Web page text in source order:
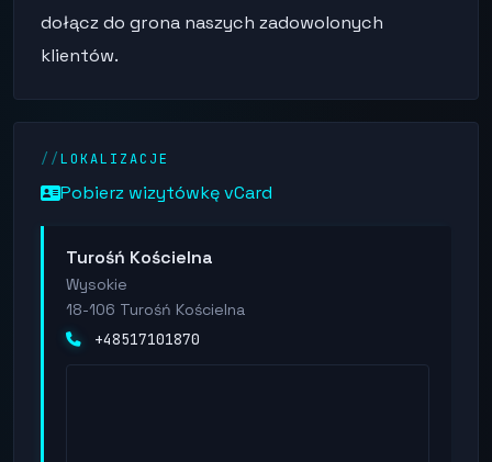
dołącz do grona naszych zadowolonych
klientów.
LOKALIZACJE
Pobierz wizytówkę vCard
Turośń Kościelna
Wysokie
18-106 Turośń Kościelna
+48517101870